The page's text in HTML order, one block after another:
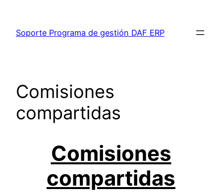
contenido
Soporte Programa de gestión DAF ERP
Comisiones
compartidas
Comisiones
compartidas